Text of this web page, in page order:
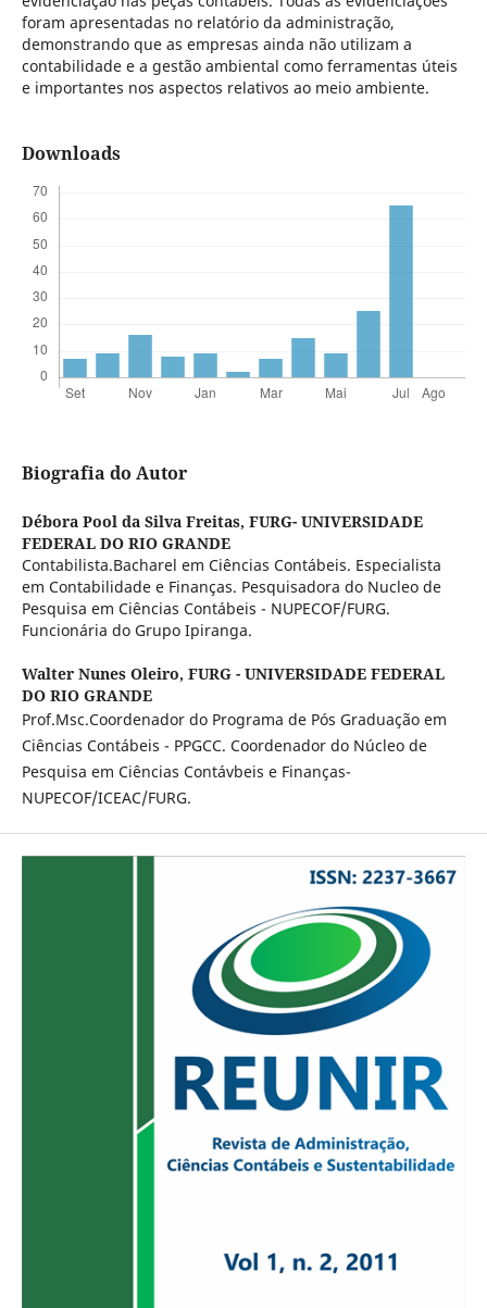
foram apresentadas no relatório da administração,
demonstrando que as empresas ainda não utilizam a
contabilidade e a gestão ambiental como ferramentas úteis
e importantes nos aspectos relativos ao meio ambiente.
Downloads
Biografia do Autor
Débora Pool da Silva Freitas, FURG- UNIVERSIDADE
FEDERAL DO RIO GRANDE
Contabilista.Bacharel em Ciências Contábeis. Especialista
em Contabilidade e Finanças. Pesquisadora do Nucleo de
Pesquisa em Ciências Contábeis - NUPECOF/FURG.
Funcionária do Grupo Ipiranga.
Walter Nunes Oleiro, FURG - UNIVERSIDADE FEDERAL
DO RIO GRANDE
Prof.Msc.Coordenador do Programa de Pós Graduação em
Ciências Contábeis - PPGCC. Coordenador do Núcleo de
Pesquisa em Ciências Contávbeis e Finanças-
NUPECOF/ICEAC/FURG.